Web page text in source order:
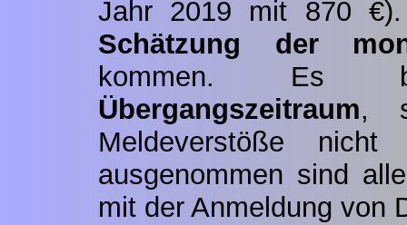
Jahr 2019 mit 870
Schätzung der
kommen. Es
Übergangszeitraum,
Meldeverstöße nicht
ausgenommen sind
mit der Anmeldung von